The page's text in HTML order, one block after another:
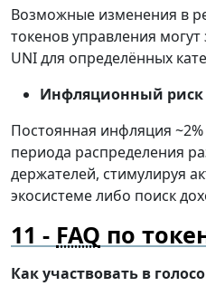
Возможные изменения в
токенов управления могут
UNI для определённых
Инфляционный риск
Постоянная инфляция
периода распределения
держателей, стимулируя
экосистеме либо поиск
FAQ по
Как участвовать в